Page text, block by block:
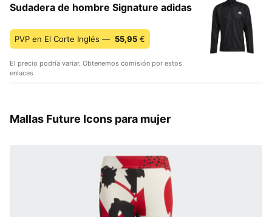
Sudadera de hombre Signature adidas
PVP en El Corte Inglés — 55,95 €
El precio podría variar. Obtenemos comisión por estos
enlaces
Mallas Future Icons para mujer